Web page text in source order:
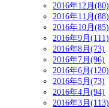
2016年12月(80)
2016年11月(88)
2016年10月(85)
2016年9月(111)
2016年8月(73)
2016年7月(96)
2016年6月(120)
2016年5月(73)
2016年4月(94)
2016年3月(113)